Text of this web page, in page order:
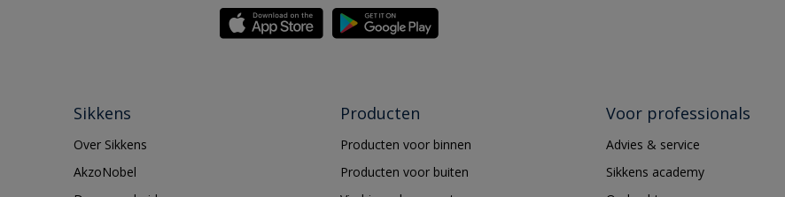
Sikkens
Over Sikkens
AkzoNobel
Producten
Producten voor binnen
Producten voor buiten
Voor professionals
Advies & service
Sikkens academy